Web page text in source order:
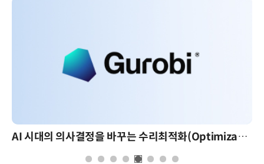
AI 시대의 의사결정을 바꾸는 수리최적화(Optimization): 실제 산업 적용 사례와 활용 전략